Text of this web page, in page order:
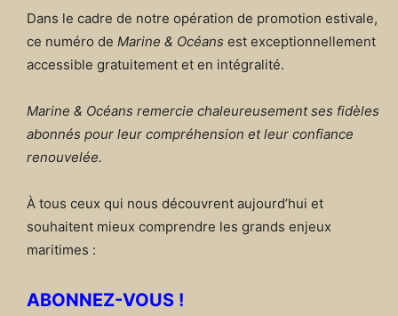
Dans le cadre de notre opération de promotion estivale,
ce numéro de Marine & Océans est exceptionnellement
accessible gratuitement et en intégralité.
Marine & Océans remercie chaleureusement ses fidèles
abonnés pour leur compréhension et leur confiance
renouvelée.
À tous ceux qui nous découvrent aujourd’hui et
souhaitent mieux comprendre les grands enjeux
maritimes :
ABONNEZ-VOUS !